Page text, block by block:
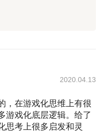
2020.04.13
，在游戏化思维上有很
游戏化底层逻辑。给了
思考上很多启发和灵